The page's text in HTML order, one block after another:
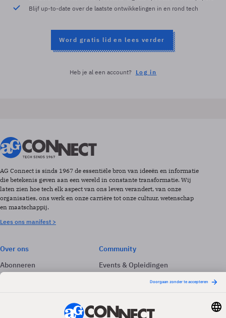
Blijf up-to-date over de laatste ontwikkelingen in en rond tech
Word gratis lid en lees verder
Heb je al een account? Log in
AG Connect is sinds 1967 de essentiële bron van ideeën en informatie
die betekenis geven aan een wereld in constante transformatie. Wij
laten zien hoe tech elk aspect van ons leven verandert, van onze
organisaties, ons werk en onze carrière tot onze cultuur, wetenschap
en maatschappij.
Lees ons manifest >
Over ons
Abonneren
Adverteren
Community
Events & Opleidingen